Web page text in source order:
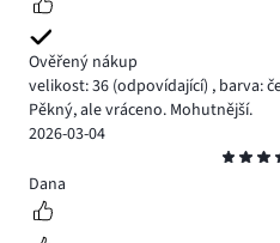
Ověřený nákup
velikost: 36 (odpovídající) , barva:
Pěkný, ale vráceno. Mohutnější.
2026-03-04
5
Dana